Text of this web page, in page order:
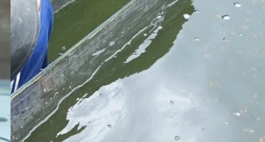
KATEGORI
Berita
Bisnis
Budidaya
Event
Informasi Lain